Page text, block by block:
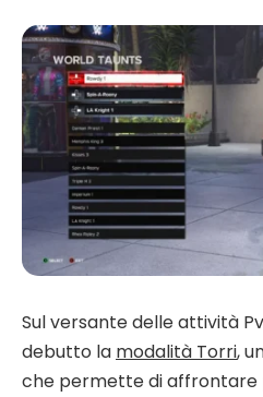
Sul versante delle attività
debutto la modalità Torri,
che permette di affrontare